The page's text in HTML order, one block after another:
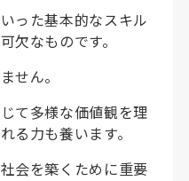
った基本的なスキル
欠なものです。
せん。
て多様な価値観を理
る力も養います。
会を築くために重要